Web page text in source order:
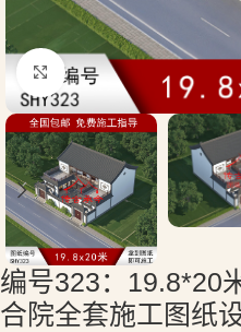
点击放大
编号323：19.8*20
合院全套施工图纸